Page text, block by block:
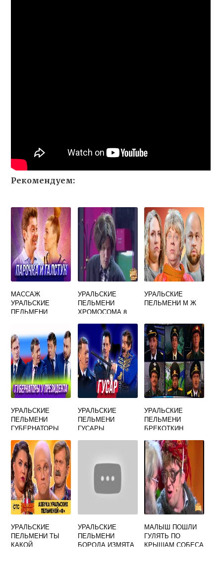
Рекомендуем:
МАССАЖ
УРАЛЬСКИЕ
ПЕЛЬМЕНИ
УРАЛЬСКИЕ
ПЕЛЬМЕНИ
ХРОМОСОМА 8
УРАЛЬСКИЕ
ПЕЛЬМЕНИ М Ж
УРАЛЬСКИЕ
ПЕЛЬМЕНИ
ГУБЕРНАТОРЫ
РЕЧЬ
УРАЛЬСКИЕ
ПЕЛЬМЕНИ
ГУСАРЫ
УРАЛЬСКИЕ
ПЕЛЬМЕНИ
БРЕКОТКИН
УРАЛЬСКИЕ
ПЕЛЬМЕНИ ТЫ
КАКОЙ
УРАЛЬСКИЕ
ПЕЛЬМЕНИ
БОРОДА ИЗМЯТА
МАЛЫШ ПОШЛИ
ГУЛЯТЬ ПО
КРЫШАМ СОБЕСА